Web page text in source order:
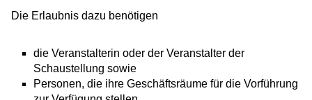
Die Erlaubnis dazu benötigen
die Veranstalterin oder der Veranstalter der
Schaustellung sowie
Personen, die ihre Geschäftsräume für die Vorführung